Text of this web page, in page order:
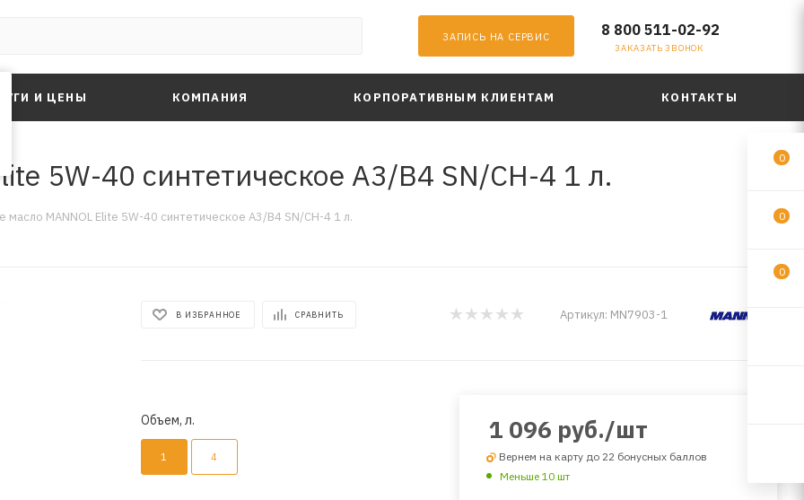
ЗАПИСЬ НА СЕРВИС 8 800 511-02-92
ЗАКАЗАТЬ ЗВОНОК
И ЦЕНЫ КОМПАНИЯ КОРПОРАТИВНЫМ КЛИЕНТАМ КОНТАКТЫ
5W-40 синтетическое A3/B4 SN/CH-4 1 л.
масло MANNOL Elite 5W-40 синтетическое A3/B4 SN/CH-4 1 л.
В ИЗБРАННОЕ СРАВНИТЬ Артикул: MN7903-1
Объем, л.
1 4
1 096 руб./шт
Вернем на карту до 22 бонусных баллов
Меньше 10 шт
0
0
0